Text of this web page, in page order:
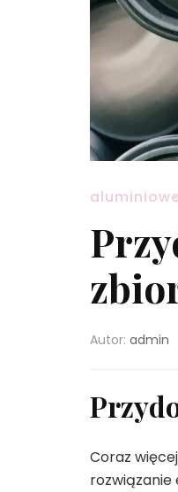
Autor: admin
Coraz
rozwiązanie